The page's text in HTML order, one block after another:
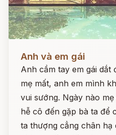
Anh và em gái
Anh cầm tay em gái
mẹ mất, anh em mình
vui sướng. Ngày nào
hễ cô đến gặp bà ta để
ta thượng cẳng chân